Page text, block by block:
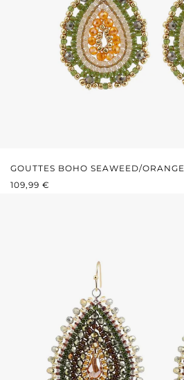
GOUTTES BOHO SEAWEED/ORANGE
PRIX RÉGULIER :
109,99 €